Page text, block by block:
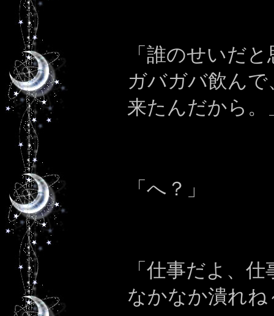
「誰のせいだ
ガバガバ飲ん
来たんだから。
「へ？」
「仕事だよ、
なかなか潰れ